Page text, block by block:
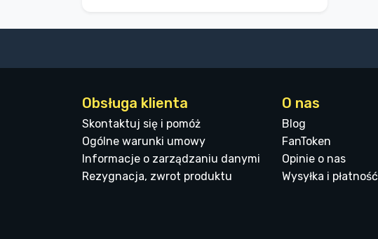
Obsługa klienta
Skontaktuj się i pomóż
Ogólne warunki umowy
Informacje o zarządzaniu danymi
Rezygnacja, zwrot produktu
O nas
Blog
FanToken
Opinie o nas
Wysyłka i płatność